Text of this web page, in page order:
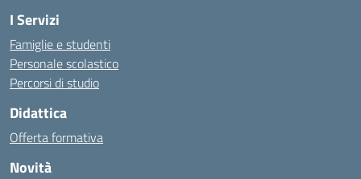
I Servizi
Famiglie e studenti
Personale scolastico
Percorsi di studio
Didattica
Offerta formativa
Novità